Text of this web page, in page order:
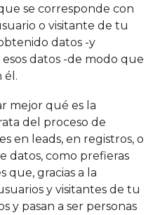
se corresponde con
o visitante de tu
datos -y
datos -de modo que
él.
mejor qué es la
del proceso de
en leads, en registros, o
datos, como prefieras
que, gracias a la
y visitantes de tu
y pasan a ser personas